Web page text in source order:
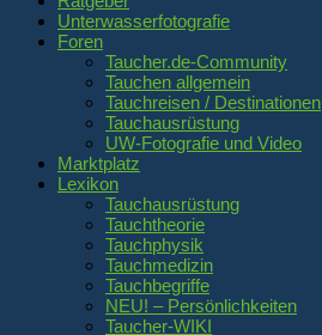
Unterwasserfotografie
Foren
Taucher.de-Community
Tauchen allgemein
Tauchreisen / Destinationen
Tauchausrüstung
UW-Fotografie und Video
Marktplatz
Lexikon
Tauchausrüstung
Tauchtheorie
Tauchphysik
Tauchmedizin
Tauchbegriffe
NEU! – Persönlichkeiten
Taucher-WIKI